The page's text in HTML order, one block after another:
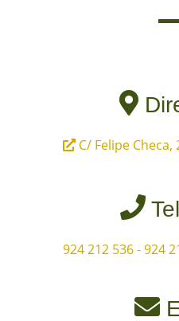
C/ Felipe Checa,
924 212 536 - 924